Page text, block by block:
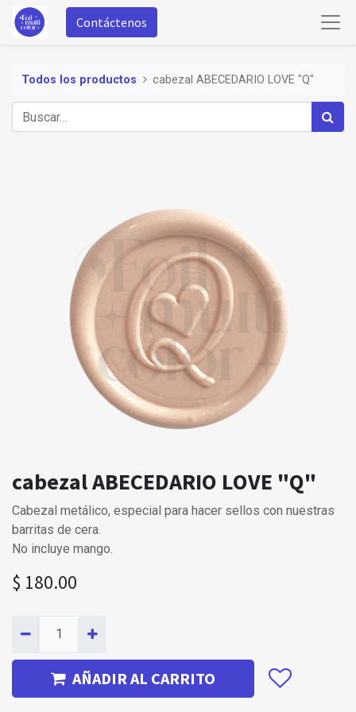
Contáctenos
Todos los productos cabezal ABECEDARIO LOVE "Q"
cabezal ABECEDARIO LOVE "Q"
Cabezal metálico, especial para hacer sellos con nuestras
barritas de cera.
No incluye mango.
$ 180.00
AÑADIR AL CARRITO